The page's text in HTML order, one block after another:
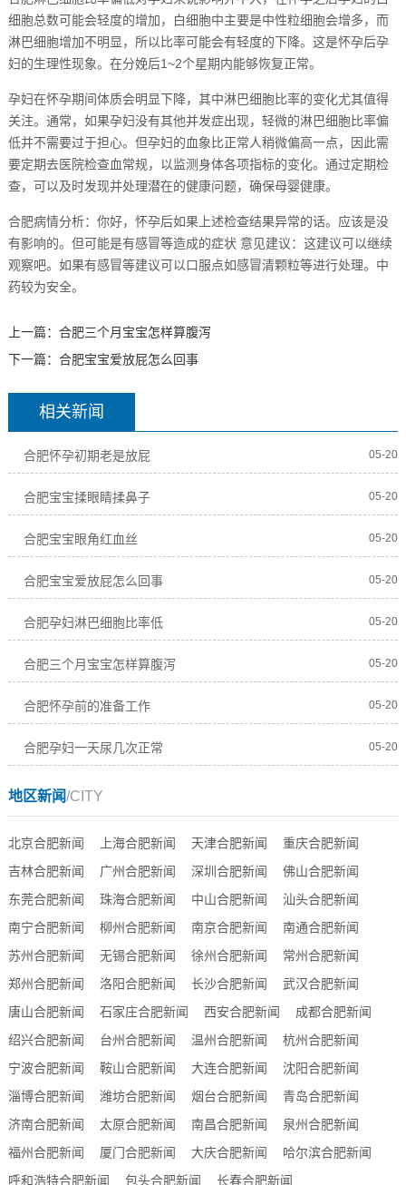
细胞总数可能会轻度的增加，白细胞中主要是中性粒细胞会增多，而
淋巴细胞增加不明显，所以比率可能会有轻度的下降。这是怀孕后孕
妇的生理性现象。在分娩后1~2个星期内能够恢复正常。
孕妇在怀孕期间体质会明显下降，其中淋巴细胞比率的变化尤其值得
关注。通常，如果孕妇没有其他并发症出现，轻微的淋巴细胞比率偏
低并不需要过于担心。但孕妇的血象比正常人稍微偏高一点，因此需
要定期去医院检查血常规，以监测身体各项指标的变化。通过定期检
查，可以及时发现并处理潜在的健康问题，确保母婴健康。
合肥病情分析：你好，怀孕后如果上述检查结果异常的话。应该是没
有影响的。但可能是有感冒等造成的症状 意见建议：这建议可以继续
观察吧。如果有感冒等建议可以口服点如感冒清颗粒等进行处理。中
药较为安全。
上一篇： 合肥三个月宝宝怎样算腹泻
下一篇： 合肥宝宝爱放屁怎么回事
相关新闻
合肥怀孕初期老是放屁 05-20
合肥宝宝揉眼睛揉鼻子 05-20
合肥宝宝眼角红血丝 05-20
合肥宝宝爱放屁怎么回事 05-20
合肥孕妇淋巴细胞比率低 05-20
合肥三个月宝宝怎样算腹泻 05-20
合肥怀孕前的准备工作 05-20
合肥孕妇一天尿几次正常 05-20
地区新闻/CITY
北京合肥新闻 上海合肥新闻 天津合肥新闻
重庆合肥新闻
吉林合肥新闻
广州合肥新闻 深圳合肥新闻
佛山合肥新闻
东莞合肥新闻
珠海合肥新闻 中山合肥新闻
汕头合肥新闻
南宁合肥新闻
柳州合肥新闻 南京合肥新闻
南通合肥新闻
苏州合肥新闻
无锡合肥新闻 徐州合肥新闻
常州合肥新闻
郑州合肥新闻
洛阳合肥新闻 长沙合肥新闻
武汉合肥新闻
唐山合肥新闻
石家庄合肥新闻 西安合肥新闻
成都合肥新闻
绍兴合肥新闻
台州合肥新闻 温州合肥新闻
杭州合肥新闻
宁波合肥新闻
鞍山合肥新闻 大连合肥新闻
沈阳合肥新闻
淄博合肥新闻
潍坊合肥新闻 烟台合肥新闻
青岛合肥新闻
济南合肥新闻
太原合肥新闻 南昌合肥新闻
泉州合肥新闻
福州合肥新闻
厦门合肥新闻 大庆合肥新闻
哈尔滨合肥新闻
呼和浩特合肥新闻
包头合肥新闻 长春合肥新闻